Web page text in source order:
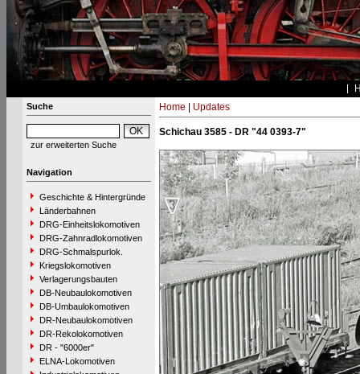
Suche
zur erweiterten Suche
Navigation
Geschichte & Hintergründe
Länderbahnen
DRG-Einheitslokomotiven
DRG-Zahnradlokomotiven
DRG-Schmalspurlok.
Kriegslokomotiven
Verlagerungsbauten
DB-Neubaulokomotiven
DB-Umbaulokomotiven
DR-Neubaulokomotiven
DR-Rekolokomotiven
DR - "6000er"
ELNA-Lokomotiven
Home Updates
Schichau 3585 - DR "44 0393-7"